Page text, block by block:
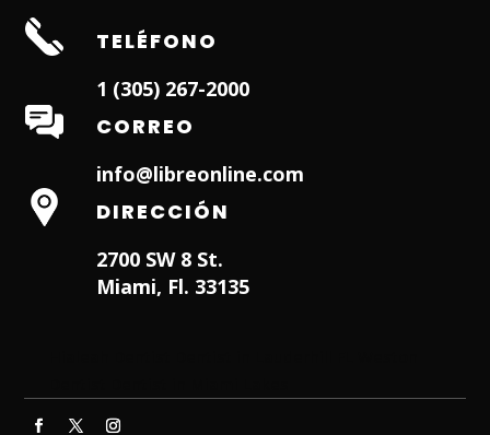
TELÉFONO
1 (305) 267-2000
CORREO
info@libreonline.com
DIRECCIÓN
2700 SW 8 St.
Miami, Fl. 33135